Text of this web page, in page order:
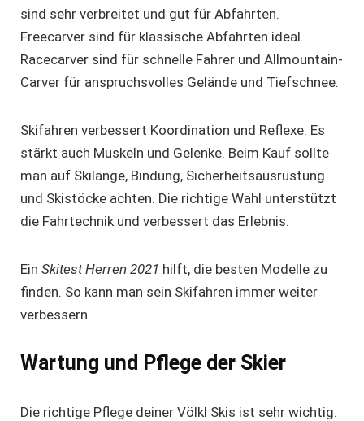
sind sehr verbreitet und gut für Abfahrten.
Freecarver sind für klassische Abfahrten ideal.
Racecarver sind für schnelle Fahrer und Allmountain-
Carver für anspruchsvolles Gelände und Tiefschnee.
Skifahren verbessert Koordination und Reflexe. Es
stärkt auch Muskeln und Gelenke. Beim Kauf sollte
man auf Skilänge, Bindung, Sicherheitsausrüstung
und Skistöcke achten. Die richtige Wahl unterstützt
die Fahrtechnik und verbessert das Erlebnis.
Ein Skitest Herren 2021 hilft, die besten Modelle zu
finden. So kann man sein Skifahren immer weiter
verbessern.
Wartung und Pflege der Skier
Die richtige Pflege deiner Völkl Skis ist sehr wichtig.